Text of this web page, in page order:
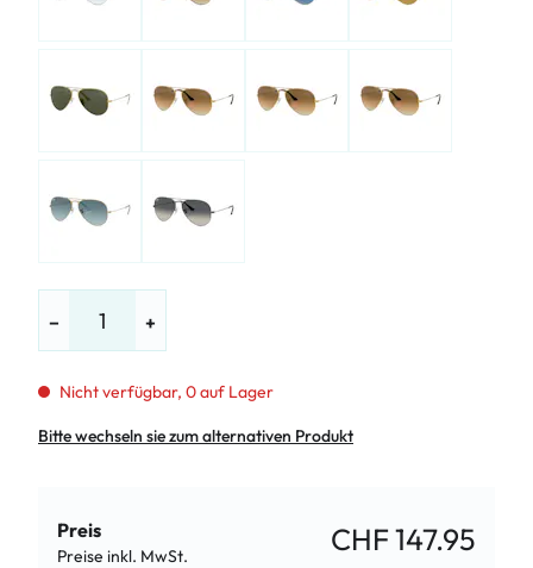
− +
Nicht verfügbar, 0 auf Lager
Bitte wechseln sie zum alternativen Produkt
Preis
Preise inkl. MwSt. CHF 147.95